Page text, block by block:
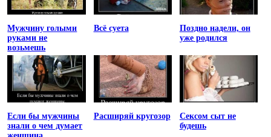
Мужчину голыми
руками не
возьмешь
Всё суета
Поздно надели, он
уже родился
Если бы мужчины
знали о чем думает
Расширяй кругозор
Сексом сыт не
будешь